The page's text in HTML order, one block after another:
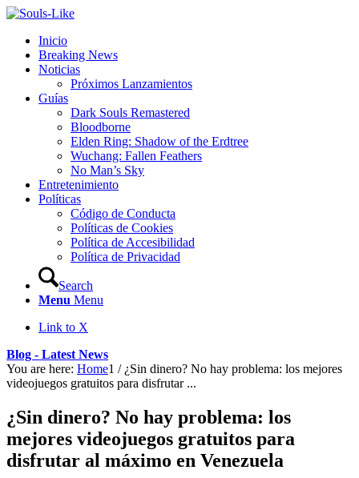
Inicio
Breaking News
Noticias
Próximos Lanzamientos
Guías
Dark Souls Remastered
Bloodborne
Elden Ring: Shadow of the Erdtree
Wuchang: Fallen Feathers
No Man’s Sky
Entretenimiento
Políticas
Código de Conducta
Políticas de Cookies
Política de Accesibilidad
Política de Privacidad
Search
Menu Menu
Link to X
Blog - Latest News
You are here: Home1 / ¿Sin dinero? No hay problema: los mejores
videojuegos gratuitos para disfrutar ...
¿Sin dinero? No hay problema: los
mejores videojuegos gratuitos para
disfrutar al máximo en Venezuela